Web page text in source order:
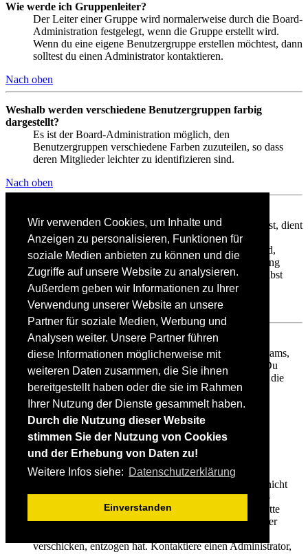
Wir verwenden Cookies, um Inhalte und
Anzeigen zu personalisieren, Funktionen für
soziale Medien anbieten zu können und die
Zugriffe auf unsere Website zu analysieren.
Außerdem geben wir Informationen zu Ihrer
Verwendung unserer Website an unsere
Partner für soziale Medien, Werbung und
Analysen weiter. Unsere Partner führen
diese Informationen möglicherweise mit
weiteren Daten zusammen, die Sie ihnen
bereitgestellt haben oder die sie im Rahmen
Ihrer Nutzung der Dienste gesammelt haben.
Durch die Nutzung dieser Website
stimmen Sie der Nutzung von Cookies
und der Erhebung von Daten zu!
Weitere Infos siehe: Datenschutzerklärung
Einverstanden
Wie werde ich Gruppenleiter?
Der Leiter einer Gruppe wird normalerweise durch die Board-
Administration festgelegt, wenn die Gruppe erstellt wird.
Wenn du eine eigene Benutzergruppe erstellen möchtest, dann
solltest du einen Administrator kontaktieren.
Nach oben
Weshalb werden verschiedene Benutzergruppen farbig
dargestellt?
Es ist der Board-Administration möglich, den
Benutzergruppen verschiedene Farben zuzuteilen, so dass
deren Mitglieder leichter zu identifizieren sind.
Nach oben
Wenn du Mitglied in mehr als einer Benutzergruppe bist, dient
die Hauptgruppe dazu, deine Gruppenfarbe sowie den
Gruppenrang, der bei dir standardmäßig angezeigt wird,
festzulegen. Ein Administrator kann dir die Berechtigung
geben, deine Hauptgruppe im persönlichen Bereich selbst
festzulegen.
Nach oben
Was bedeutet der „Das Team“-Link auf der Startseite?
Auf dieser Seite findest du eine Auflistung des Forenteams,
einschließlich der Administratoren, der Moderatoren. Du
findest hier auch weitere Informationen wie die Foren, die
diese im Einzelnen moderieren.
Nach oben
Private Nachrichten
Ich kann keine Privaten Nachrichten verschicken!
Hierfür kann es drei Gründe geben: Entweder bist du nicht
registriert und / oder nicht angemeldet, oder die Board-
Administration hat Private Nachrichten für das komplette
Forum ausgeschaltet. Außerdem könnte es sein, dass der
verschicken, entzogen hat. Kontaktiere einen Administrator,